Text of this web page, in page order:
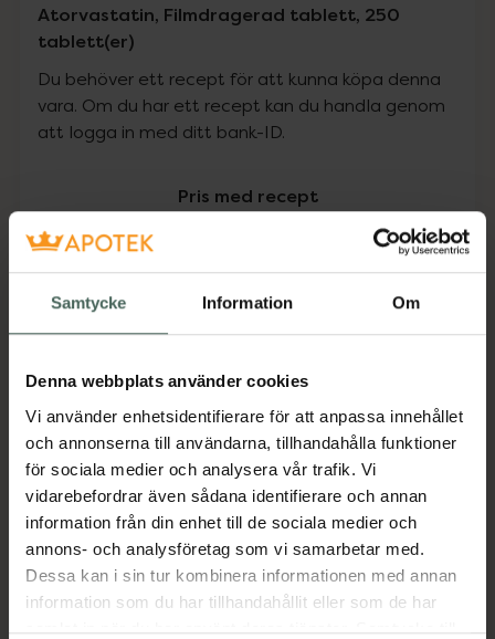
Samtycke Information Om
Denna webbplats använder cookies
Vi använder enhetsidentifierare för att anpassa innehållet
och annonserna till användarna, tillhandahålla funktioner
för sociala medier och analysera vår trafik. Vi
vidarebefordrar även sådana identifierare och annan
information från din enhet till de sociala medier och
annons- och analysföretag som vi samarbetar med.
Dessa kan i sin tur kombinera informationen med annan
information som du har tillhandahållit eller som de har
samlat in när du har använt deras tjänster. Samtycke till
Atorvastatin, Filmdragerad tablett, 250
tablett(er)
Du behöver ett recept för att kunna köpa denna
vara. Om du har ett recept kan du handla genom
att logga in med ditt bank-ID.
Pris med recept
619,88 kr
I apotek:619,88 kr
Köp via ditt recept
Aktuella erbjudanden
Beskrivning Dölj
EAN:05745000432264